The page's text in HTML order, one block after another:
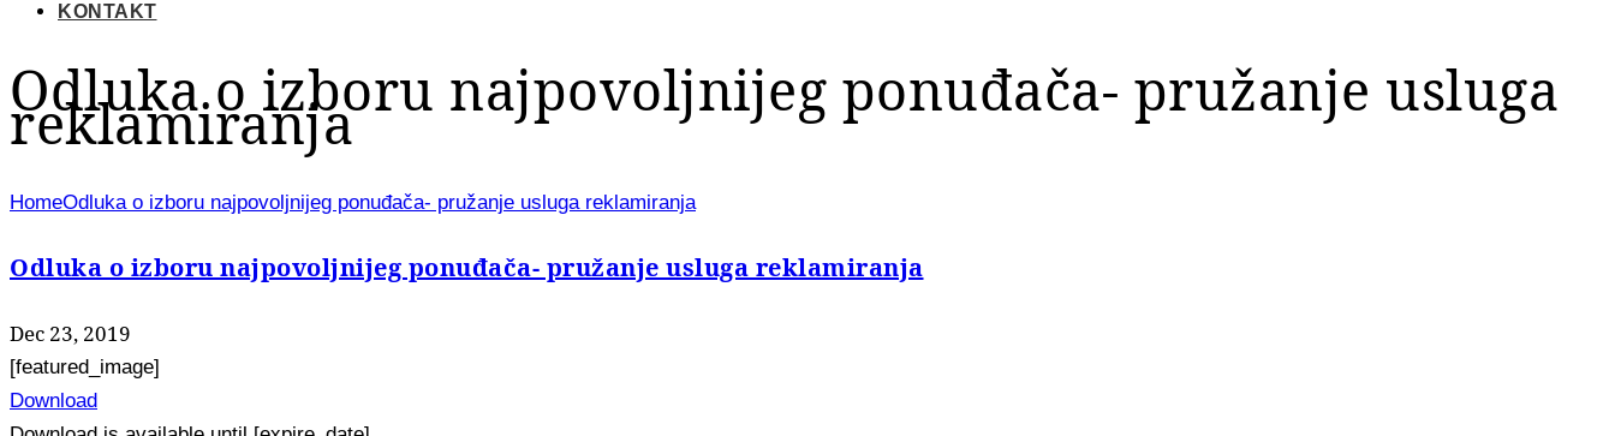
KONTAKT
Odluka o izboru najpovoljnijeg ponuđača- pružanje usluga
reklamiranja
HomeOdluka o izboru najpovoljnijeg ponuđača- pružanje usluga reklamiranja
Odluka o izboru najpovoljnijeg ponuđača- pružanje usluga reklamiranja
Dec 23, 2019
[featured_image]
Download